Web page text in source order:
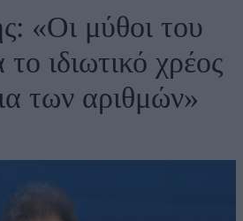
«Οι μύθοι του
ιδιωτικό χρέος
των αριθμών»